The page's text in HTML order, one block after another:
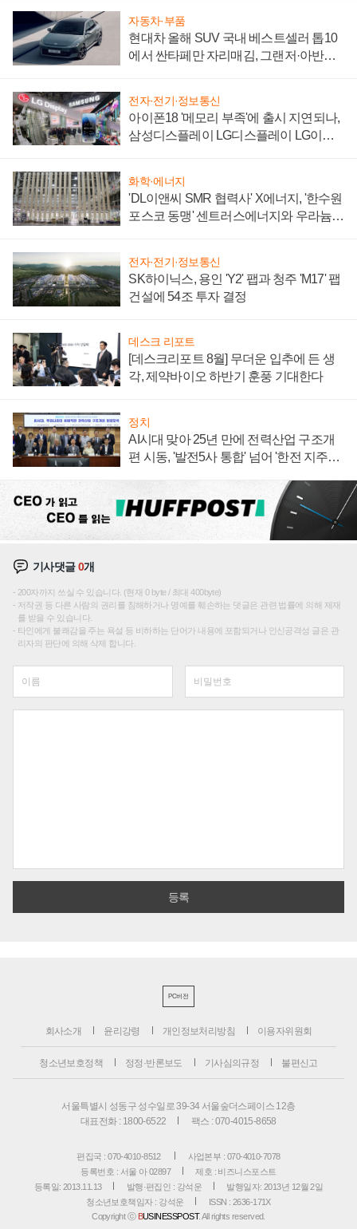
자동차·부품
현대차 올해 SUV 국내 베스트셀러 톱10
에서 싼타페만 자리매김, 그랜저·아반떼
전자·전기·정보통신
아이폰18 '메모리 부족'에 출시 지연되나,
삼성디스플레이 LG디스플레이 LG이노
화학·에너지
'DL이앤씨 SMR 협력사' X에너지, '한수원
포스코 동맹' 센트러스에너지와 우라늄
전자·전기·정보통신
SK하이닉스, 용인 'Y2' 팹과 청주 'M17' 팹
건설에 54조 투자 결정
데스크 리포트
[데스크리포트 8월] 무더운 입추에 든 생
각, 제약바이오 하반기 훈풍 기대한다
정치
AI시대 맞아 25년 만에 전력산업 구조개
편 시동, '발전5사 통합' 넘어 '한전 지주사'
기사댓글0개
200자까지 쓰실 수 있습니다. (현재 0 byte / 최대 400byte)
저작권 등 다른 사람의 권리를 침해하거나 명예를 훼손하는 댓글은 관련 법률에 의해 제재
를 받을 수 있습니다.
타인에게 불쾌감을 주는 욕설 등 비하하는 단어가 내용에 포함되거나 인신공격성 글은 관
리자의 판단에 의해 삭제 합니다.
PC버전
회사소개 윤리강령 개인정보처리방침 이용자위원회
청소년보호정책 정정·반론보도 기사심의규정 불편신고
서울특별시 성동구 성수일로 39-34 서울숲더스페이스 12층
대표전화 : 1800-6522
팩스 : 070-4015-8658
편집국 : 070-4010-8512
사업본부 : 070-4010-7078
등록번호 : 서울 아 02897
제호 : 비즈니스포스트
등록일: 2013.11.13
발행·편집인 : 강석운
발행일자: 2013년 12월 2일
청소년보호책임자 : 강석운
ISSN : 2636-171X
Copyright ⓒ BUSINESSPOST. All rights reserved.